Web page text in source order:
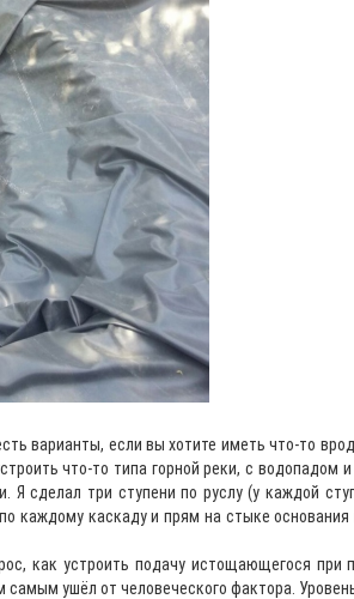
варианты, если вы хотите иметь что-то
что-то типа горной реки, с
Я сделал три ступени по руслу (у каждой
каждому каскаду и прям на стыке
как устроить подачу истощающегося при
самым ушёл от человеческого фактора.